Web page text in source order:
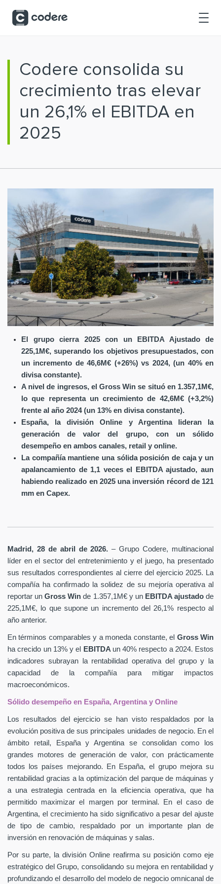
Codere consolida su
crecimiento tras elevar
un 26,1% el EBITDA en
2025
El grupo cierra 2025 con un EBITDA Ajustado de
225,1M€, superando los objetivos presupuestados, con
un incremento de 46,6M€ (+26%) vs 2024, (un 40% en
divisa constante).
A nivel de ingresos, el Gross Win se situó en 1.357,1M€,
lo que representa un crecimiento de 42,6M€ (+3,2%)
frente al año 2024 (un 13% en divisa constante).
España, la división Online y Argentina lideran la
generación de valor del grupo, con un sólido
desempeño en ambos canales, retail y online.
La compañía mantiene una sólida posición de caja y un
apalancamiento de 1,1 veces el EBITDA ajustado, aun
habiendo realizado en 2025 una inversión récord de 121
mm en Capex.
Madrid, 28 de abril de 2026. – Grupo Codere, multinacional
líder en el sector del entretenimiento y el juego, ha presentado
sus resultados correspondientes al cierre del ejercicio 2025. La
compañía ha confirmado la solidez de su mejoría operativa al
reportar unGross Winde 1.357,1M€ y un EBITDA ajustadode
225,1M€, lo que supone un incremento del 26,1% respecto al
año anterior.
En términos comparables y a moneda constante, el Gross Win
ha crecido un 13% y el
EBITDA un 40% respecto a 2024. Estos
indicadores subrayan la rentabilidad operativa del grupo y la
capacidad de la compañía para mitigar impactos
macroeconómicos.
Sólido desempeño en España, Argentina y Online
Los resultados del ejercicio se han visto respaldados por la
evolución positiva de sus principales unidades de negocio. En el
ámbito retail, España y Argentina se consolidan como los
grandes motores de generación de valor, con prácticamente
todos los países mejorando. En España, el grupo mejora su
rentabilidad gracias a la optimización del parque de máquinas y
a una estrategia centrada en la eficiencia operativa, que ha
permitido maximizar el margen por terminal. En el caso de
Argentina, el crecimiento ha sido significativo a pesar del ajuste
de tipo de cambio, respaldado por un importante plan de
inversión en renovación de máquinas y salas.
Por su parte, la división Online reafirma su posición como eje
estratégico del Grupo, consolidando su mejora en rentabilidad y
profundizando el desarrollo del modelo de negocio omnicanal de